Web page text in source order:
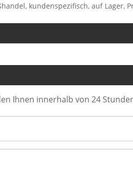
kundenspezifisch, auf Lager,
Ihnen innerhalb von 24